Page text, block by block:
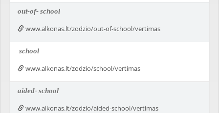
out-of-school
www.alkonas.lt/zodzio/out-of-school/vertimas
school
www.alkonas.lt/zodzio/school/vertimas
aided-school
www.alkonas.lt/zodzio/aided-school/vertimas